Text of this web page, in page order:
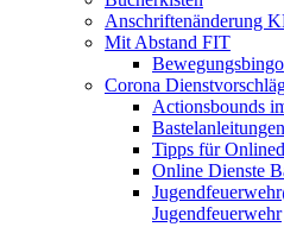
Anschriftenänderung
Mit Abstand FIT
Bewegungsbingo
Corona
Actionsbounds
Tipps für
Online Dienste
Jugendfeuerwehr